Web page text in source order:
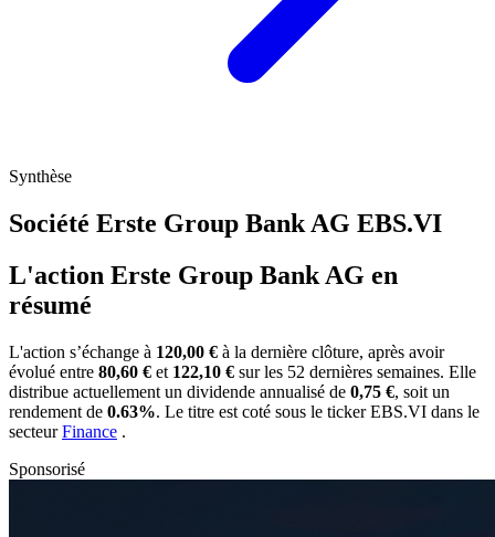
Synthèse
Société Erste Group Bank AG EBS.VI
L'action Erste Group Bank AG en
résumé
L'action s’échange à 120,00 € à la dernière clôture, après avoir
évolué entre 80,60 € et 122,10 € sur les 52 dernières semaines. Elle
distribue actuellement un dividende annualisé de 0,75 €, soit un
rendement de 0.63%. Le titre est coté sous le tickerEBS.VI dans le
secteurFinance .
Sponsorisé